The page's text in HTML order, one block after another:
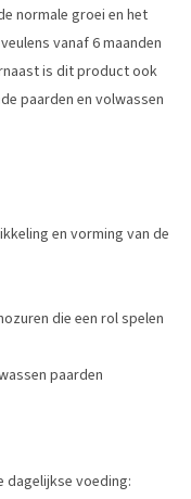
normale groei en het
vanaf 6 maanden
is dit product ook
paarden en volwassen
en vorming van de
die een rol spelen
paarden
dagelijkse voeding: